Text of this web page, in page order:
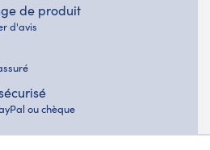
de produit
d'avis
ou chèque